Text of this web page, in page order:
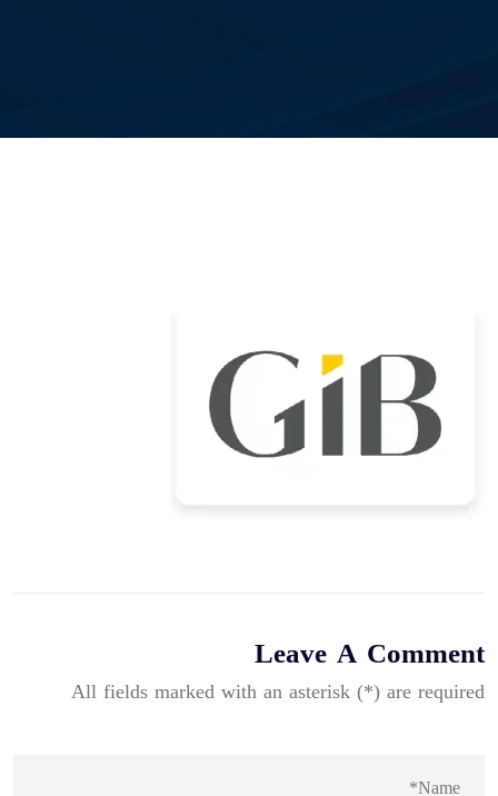
Leave A Comment
All fields marked with an asterisk (*) are required